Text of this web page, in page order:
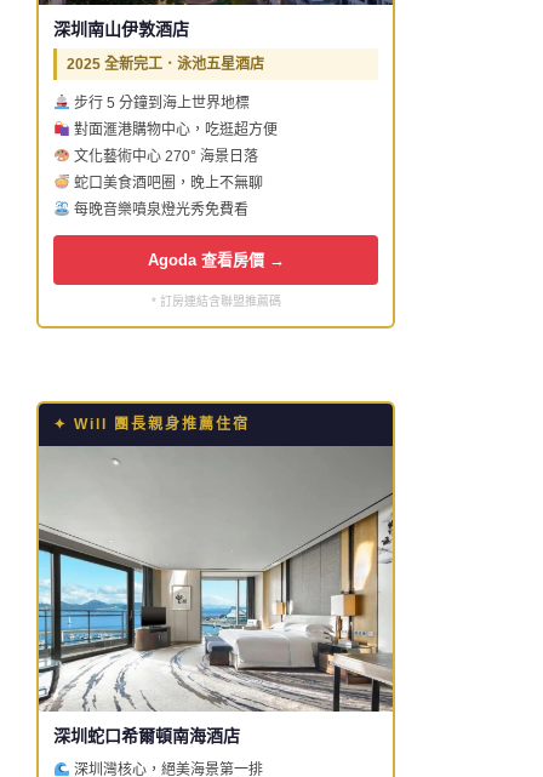
深圳南山伊敦酒店
2025 全新完工．泳池五星酒店
步行 5 分鐘到海上世界地標
對面滙港購物中心，吃逛超方便
文化藝術中心 270° 海景日落
蛇口美食酒吧圈，晚上不無聊
每晚音樂噴泉燈光秀免費看
Agoda 查看房價 →
* 訂房連結含聯盟推薦碼
✦ Will 團長親身推薦住宿
深圳蛇口希爾頓南海酒店
深圳灣核心，絕美海景第一排